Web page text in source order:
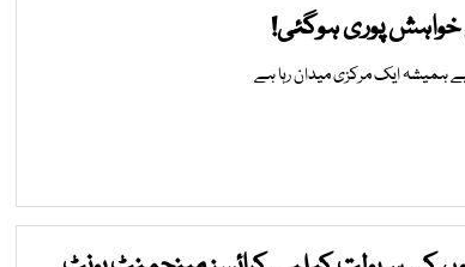
خواہش پوری ہوگئی!
ہمیشہ ایک مرکزی میدان رہا ہے